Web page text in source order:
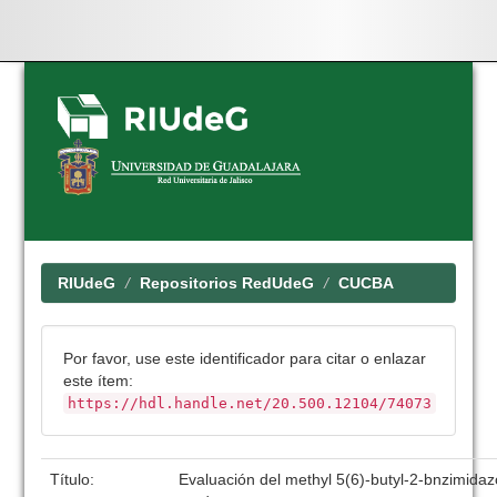
Skip
navigation
RIUdeG Repositorios RedUdeG CUCBA
Por favor, use este identificador para citar o enlazar
este ítem:
https://hdl.handle.net/20.500.12104/74073
Título:
Evaluación del methyl 5(6)-butyl-2-